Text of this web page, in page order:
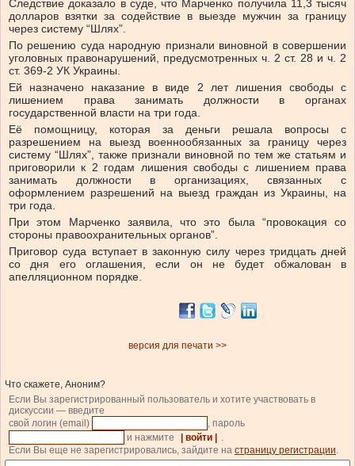
Следствие доказало в суде, что Марченко получила 11,3 тысяч
долларов взятки за содействие в выезде мужчин за границу
через систему “Шлях”.
По решению суда народную признали виновной в совершении
уголовных правонарушений, предусмотренных ч. 2 ст. 28 и ч. 2
ст. 369-2 УК Украины.
Ей назначено наказание в виде 2 лет лишения свободы с
лишением права занимать должности в органах
государственной власти на три года.
Её помощницу, которая за деньги решала вопросы с
разрешением на выезд военнообязанных за границу через
систему “Шлях”, также признали виновной по тем же статьям и
приговорили к 2 годам лишения свободы с лишением права
занимать должности в организациях, связанных с
оформлением разрешений на выезд граждан из Украины, на
три года.
При этом Марченко заявила, что это была “провокация со
стороны правоохранительных органов”.
Приговор суда вступает в законную силу через тридцать дней
со дня его оглашения, если он не будет обжалован в
апелляционном порядке.
версия для печати >>
Что скажете, Аноним?
Если Вы зарегистрированный пользователь и хотите участвовать в
дискуссии — введите
свой логин (email)
, пароль
и нажмите
| войти |
.
Если Вы еще не зарегистрировались, зайдите на страницу регистрации.